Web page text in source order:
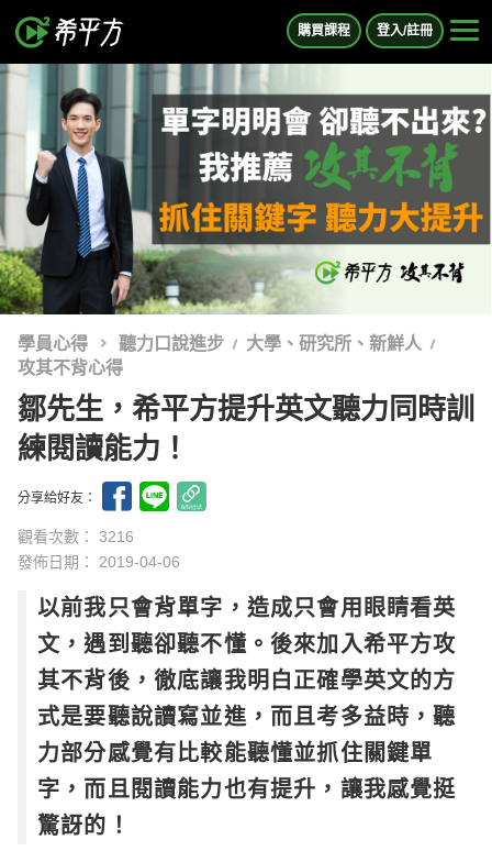
購買課程 登入/註冊
學員心得 聽力口說進步
大學、研究所、新鮮人
攻其不背心得
鄒先生，希平方提升英文聽力同時訓
練閱讀能力！
分享給好友：
觀看次數： 3216
發佈日期： 2019-04-06
以前我只會背單字，造成只會用眼睛看英
文，遇到聽卻聽不懂。後來加入希平方攻
其不背後，徹底讓我明白正確學英文的方
式是要聽說讀寫並進，而且考多益時，聽
力部分感覺有比較能聽懂並抓住關鍵單
字，而且閱讀能力也有提升，讓我感覺挺
驚訝的！